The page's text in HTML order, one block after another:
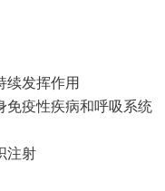
续发挥作用
免疫性疾病和呼吸系统
注射